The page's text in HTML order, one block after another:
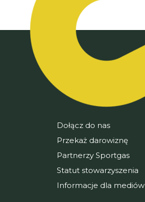
Dołącz do nas
Przekaż darowiznę
Partnerzy Sportgas
Statut stowarzyszenia
Informacje dla mediów